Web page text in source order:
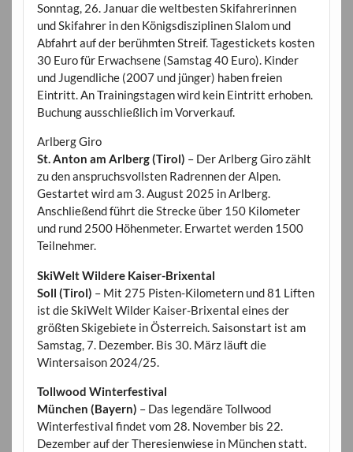
Sonntag, 26. Januar die weltbesten Skifahrerinnen
und Skifahrer in den Königsdisziplinen Slalom und
Abfahrt auf der berühmten Streif. Tagestickets kosten
30 Euro für Erwachsene (Samstag 40 Euro). Kinder
und Jugendliche (2007 und jünger) haben freien
Eintritt. An Trainingstagen wird kein Eintritt erhoben.
Buchung ausschließlich im Vorverkauf.
Arlberg Giro
St. Anton am Arlberg (Tirol) – Der Arlberg Giro zählt
zu den anspruchsvollsten Radrennen der Alpen.
Gestartet wird am 3. August 2025 in Arlberg.
Anschließend führt die Strecke über 150 Kilometer
und rund 2500 Höhenmeter. Erwartet werden 1500
Teilnehmer.
SkiWelt Wildere Kaiser-Brixental
Soll (Tirol) – Mit 275 Pisten-Kilometern und 81 Liften
ist die SkiWelt Wilder Kaiser-Brixental eines der
größten Skigebiete in Österreich. Saisonstart ist am
Samstag, 7. Dezember. Bis 30. März läuft die
Wintersaison 2024/25.
Tollwood Winterfestival
München (Bayern) – Das legendäre Tollwood
Winterfestival findet vom 28. November bis 22.
Dezember auf der Theresienwiese in München statt.